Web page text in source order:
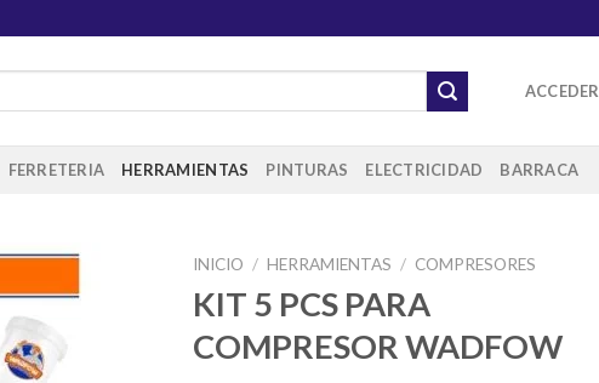
ACCEDER
FERRETERIA HERRAMIENTAS PINTURAS ELECTRICIDAD BARRACA
INICIO / HERRAMIENTAS / COMPRESORES
KIT 5 PCS PARA
COMPRESOR WADFOW